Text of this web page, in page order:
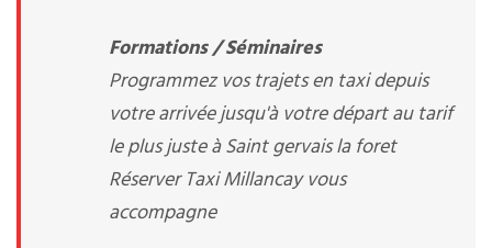
Formations / Séminaires
Programmez vos trajets en taxi depuis
votre arrivée jusqu'à votre départ au tarif
le plus juste à Saint gervais la foret
Réserver Taxi Millancay vous
accompagne